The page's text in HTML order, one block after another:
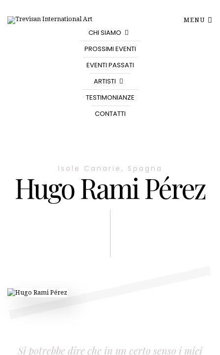
MENU
CHI SIAMO
PROSSIMI EVENTI
EVENTI PASSATI
ARTISTI
TESTIMONIANZE
CONTATTI
Isole Canarie, Spagna
Hugo Rami Pérez
Si potrebbe dire che in un certo senso i miei